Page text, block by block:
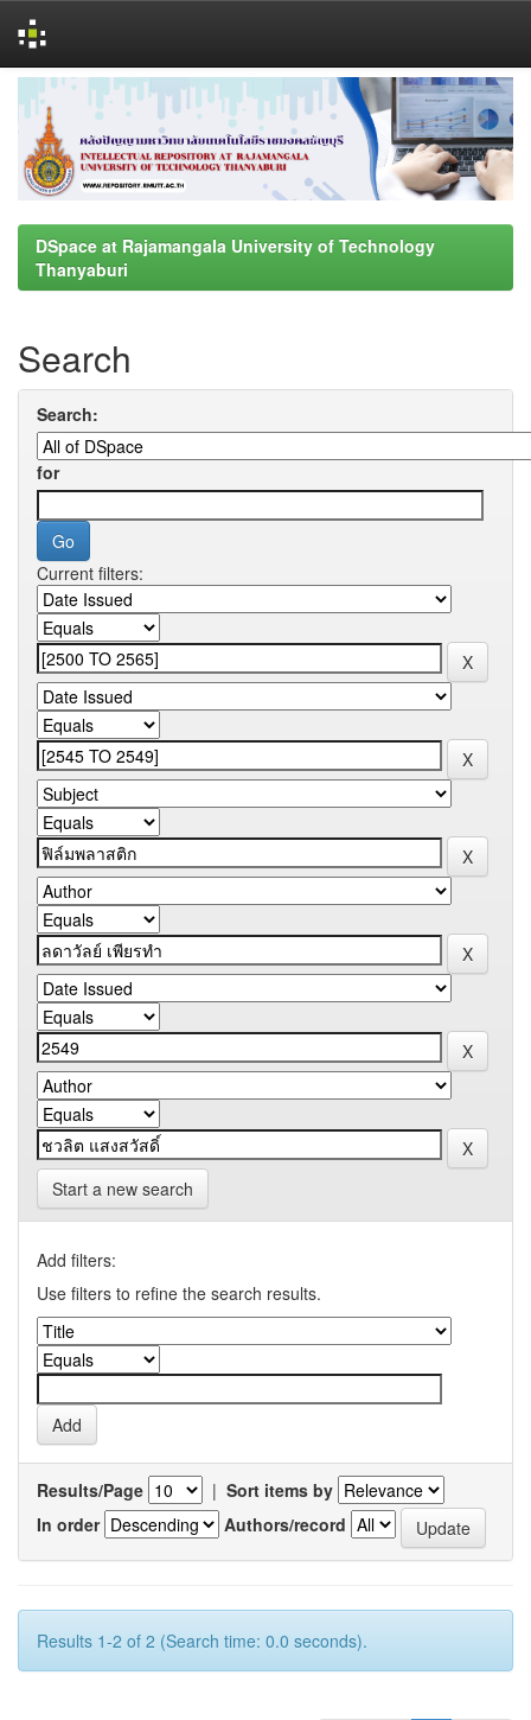
navigation
DSpace at Rajamangala University of Technology
Thanyaburi
Search
Search:
for
Current filters:
Start a new search
Add filters:
Use filters to refine the search results.
Results/Page | Sort items by
In order
Authors/record
Results 1-2 of 2 (Search time: 0.0 seconds).